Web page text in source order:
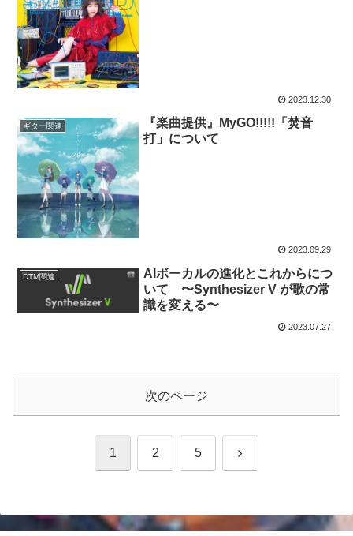
2023.12.30
ギター関連
『楽曲提供』MyGO!!!!!「焚音
打」について
2023.09.29
DTM関連
AIボーカルの進化とこれからにつ
いて 〜Synthesizer V が歌の常
識を変える〜
2023.07.27
次のページ
1 2 5 次